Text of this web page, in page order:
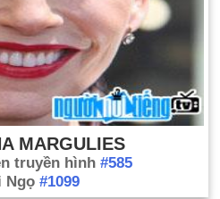
MARGULIES
truyền hình #585
Ngọ #1099